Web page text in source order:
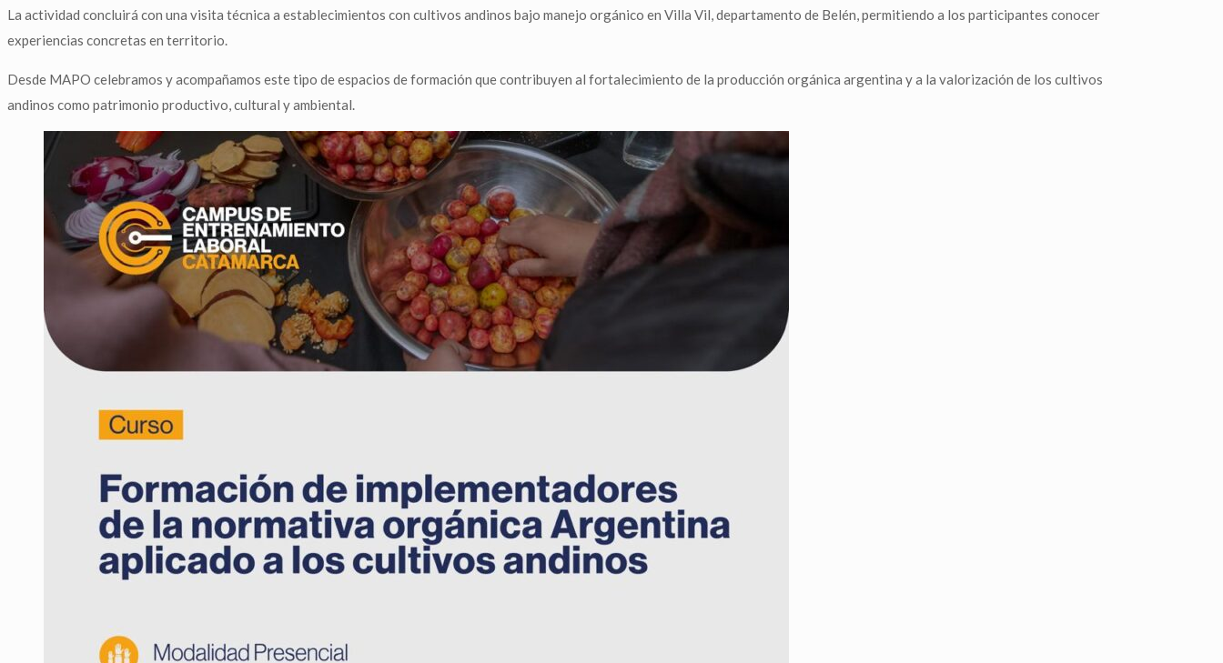
La actividad concluirá con una visita técnica a establecimientos con cultivos andinos bajo manejo orgánico en Villa Vil, departamento de Belén, permitiendo a los participantes conocer
experiencias concretas en territorio.
Desde MAPO celebramos y acompañamos este tipo de espacios de formación que contribuyen al fortalecimiento de la producción orgánica argentina y a la valorización de los cultivos
andinos como patrimonio productivo, cultural y ambiental.